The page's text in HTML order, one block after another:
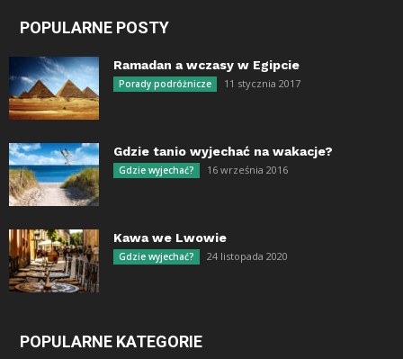
POPULARNE POSTY
Ramadan a wczasy w Egipcie
Porady podróżnicze 11 stycznia 2017
Gdzie tanio wyjechać na wakacje?
Gdzie wyjechać? 16 września 2016
Kawa we Lwowie
Gdzie wyjechać? 24 listopada 2020
POPULARNE KATEGORIE